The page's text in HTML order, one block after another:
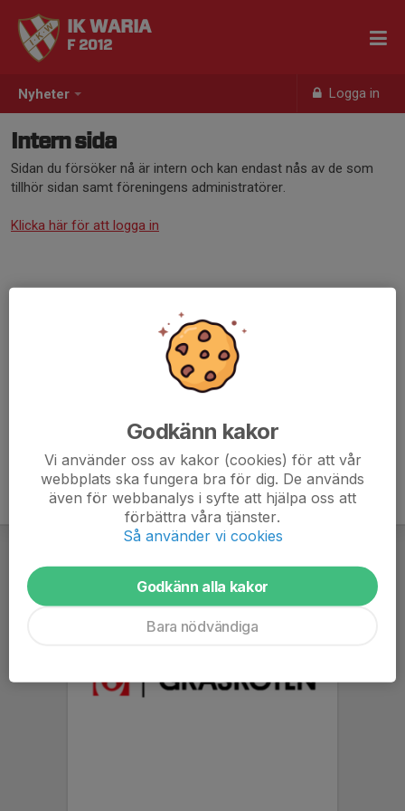
Nyheter Logga in
IK WARIA
F 2012
Intern sida
Sidan du försöker nå är intern och kan endast nås av de som
tillhör sidan samt föreningens administratörer.
Klicka här för att logga in
Godkänn kakor
Vi använder oss av kakor (cookies) för att vår
webbplats ska fungera bra för dig. De används
även för webbanalys i syfte att hjälpa oss att
förbättra våra tjänster.
Så använder vi cookies
Godkänn alla kakor
Bara nödvändiga